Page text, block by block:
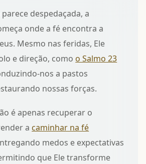
despedaçada, a
onde a fé encontra a
Mesmo nas feridas, Ele
e direção, como o Salmo 23
nos a pastos
nossas forças.
é apenas recuperar o
a caminhar na fé
medos e expectativas
que Ele transforme